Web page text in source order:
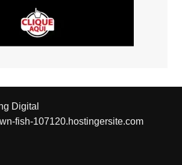
Digital
fish-107120.hostingersite.com